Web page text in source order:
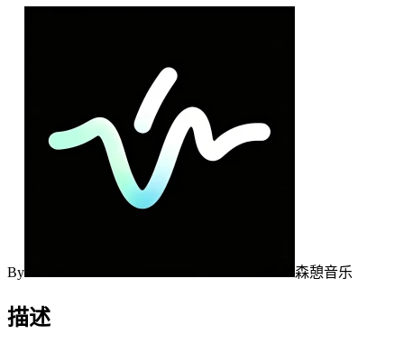
By 森憩音乐
描述